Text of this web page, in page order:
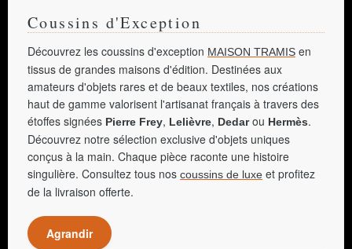
Coussins d'Exception
Découvrez les coussins d'exception MAISON TRAMIS en
tissus de grandes maisons d'édition. Destinées aux
amateurs d'objets rares et de beaux textiles, nos créations
haut de gamme valorisent l'artisanat français à travers des
étoffes signées Pierre Frey, Lelièvre, Dedarou Hermès.
Découvrez notre sélection exclusive d'objets uniques
conçus à la main. Chaque pièce raconte une histoire
singulière. Consultez tous nos coussins de luxe et profitez
de la livraison offerte.
Agrandir